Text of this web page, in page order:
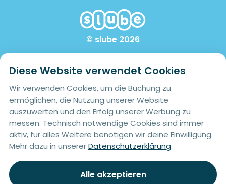
© slube 2026
Navigation
Standorte
Konzept
Buchen
FAQ
Datenschutz
AGB
Kontakt
Cookies
Diese Website verwendet Cookies
Wir verwenden Cookies, um die Buchung zu
ermöglichen, die Nutzung unserer Website
auszuwerten und den Erfolg unserer Werbung zu
messen. Technisch notwendige Cookies sind immer
aktiv, für alles Weitere benötigen wir deine Einwilligung.
Mehr dazu in unsererDatenschutzerklärung.
Alle akzeptieren